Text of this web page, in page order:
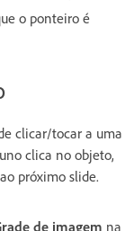
o ponteiro é
clicar/tocar a uma
clica no objeto,
próximo slide.
de imagem na